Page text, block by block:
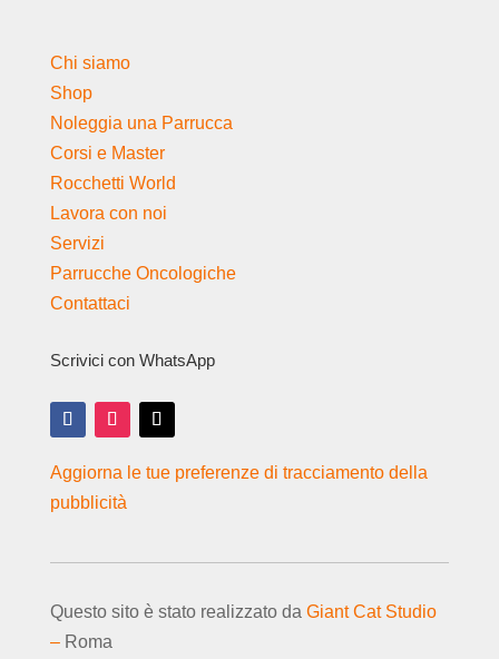
Chi siamo
Shop
Noleggia una Parrucca
Corsi e Master
Rocchetti World
Lavora con noi
Servizi
Parrucche Oncologiche
Contattaci
Scrivici con WhatsApp
Aggiorna le tue preferenze di tracciamento della
pubblicità
Questo sito è stato realizzato da Giant Cat Studio
–Roma